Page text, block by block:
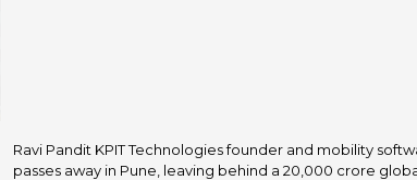
Ravi Pandit KPIT Technologies founder and mobility
passes away in Pune, leaving behind a ₹20,000 crore